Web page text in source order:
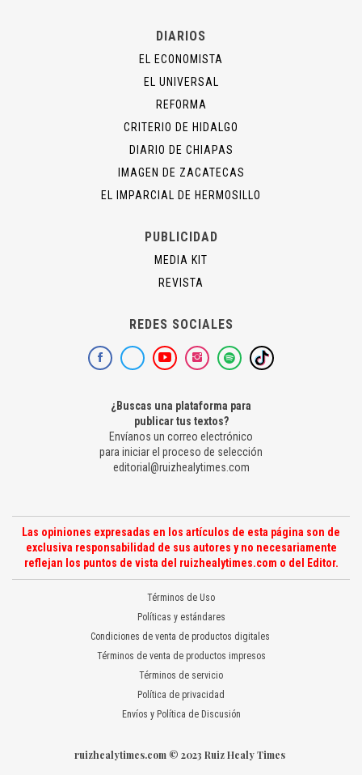
DIARIOS
EL ECONOMISTA
EL UNIVERSAL
REFORMA
CRITERIO DE HIDALGO
DIARIO DE CHIAPAS
IMAGEN DE ZACATECAS
EL IMPARCIAL DE HERMOSILLO
PUBLICIDAD
MEDIA KIT
REVISTA
REDES SOCIALES
¿Buscas una plataforma para
publicar tus textos?
Envíanos un correo electrónico
para iniciar el proceso de selección
editorial@ruizhealytimes.com
Las opiniones expresadas en los artículos de esta página son de
exclusiva responsabilidad de sus autores y no necesariamente
reflejan los puntos de vista del ruizhealytimes.com o del Editor.
Términos de Uso
Políticas y estándares
Condiciones de venta de productos digitales
Términos de venta de productos impresos
Términos de servicio
Política de privacidad
Envíos y Política de Discusión
ruizhealytimes.com © 2023 Ruiz Healy Times